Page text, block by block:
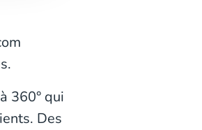
360° qui
Des